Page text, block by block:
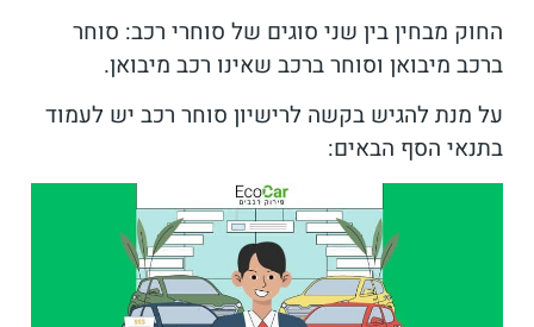
החוק מבחין בין שני סוגים של סוחרי רכב: סוחר
ברכב מיבואן וסוחר ברכב שאינו רכב מיבואן.
על מנת להגיש בקשה לרישיון סוחר רכב יש לעמוד
בתנאי הסף הבאים: